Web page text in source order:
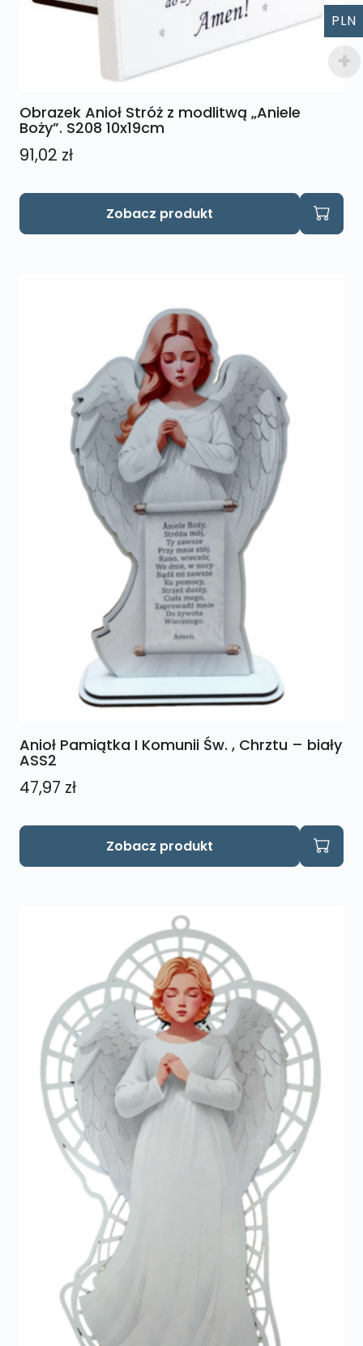
Obrazek Anioł Stróż z modlitwą „Aniele
Boży”. S208 10x19cm
91,02 zł
Zobacz produkt
Anioł Pamiątka I Komunii Św. , Chrztu – biały
ASS2
47,97 zł
Zobacz produkt
PLN